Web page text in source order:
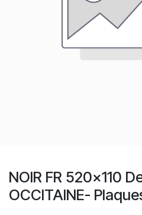
NOIR FR 520x110
OCCITAINE-